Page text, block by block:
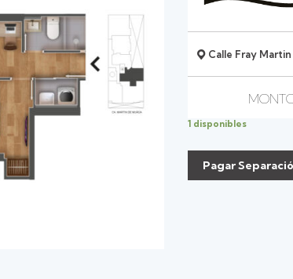
Calle Fray
1 disponibles
Pagar